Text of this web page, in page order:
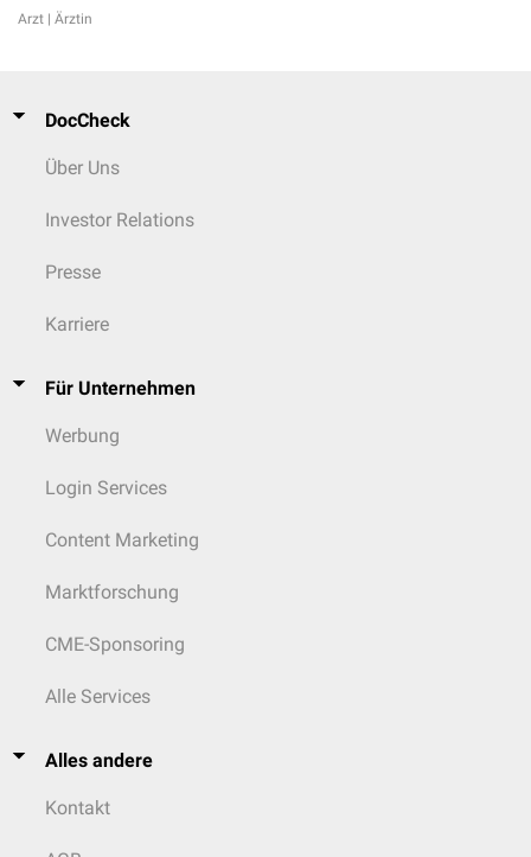
Arzt | Ärztin
DocCheck
Über Uns
Investor Relations
Presse
Karriere
Für Unternehmen
Werbung
Login Services
Content Marketing
Marktforschung
CME-Sponsoring
Alle Services
Alles andere
Kontakt